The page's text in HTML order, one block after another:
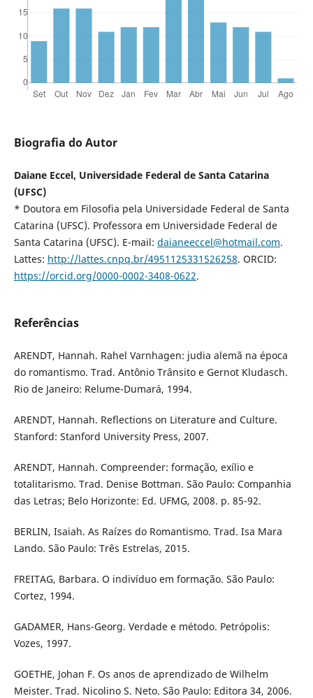
Biografia do Autor
Daiane Eccel, Universidade Federal de Santa Catarina
(UFSC)
* Doutora em Filosofia pela Universidade Federal de Santa
Catarina (UFSC). Professora em Universidade Federal de
Santa Catarina (UFSC). E-mail: daianeeccel@hotmail.com.
Lattes: http://lattes.cnpq.br/4951125331526258. ORCID:
https://orcid.org/0000-0002-3408-0622.
Referências
ARENDT, Hannah. Rahel Varnhagen: judia alemã na época
do romantismo. Trad. Antônio Trânsito e Gernot Kludasch.
Rio de Janeiro: Relume-Dumará, 1994.
ARENDT, Hannah. Reflections on Literature and Culture.
Stanford: Stanford University Press, 2007.
ARENDT, Hannah. Compreender: formação, exílio e
totalitarismo. Trad. Denise Bottman. São Paulo: Companhia
das Letras; Belo Horizonte: Ed. UFMG, 2008. p. 85-92.
BERLIN, Isaiah. As Raízes do Romantismo. Trad. Isa Mara
Lando. São Paulo: Três Estrelas, 2015.
FREITAG, Barbara. O indivíduo em formação. São Paulo:
Cortez, 1994.
GADAMER, Hans-Georg. Verdade e método. Petrópolis:
Vozes, 1997.
GOETHE, Johan F. Os anos de aprendizado de Wilhelm
Meister. Trad. Nicolino S. Neto. São Paulo: Editora 34, 2006.